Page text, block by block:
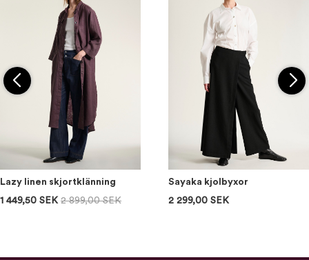
Lazy linen skjortklänning
1 449,50 SEK 2 899,00 SEK
Sayaka kjolbyxor
2 299,00 SEK